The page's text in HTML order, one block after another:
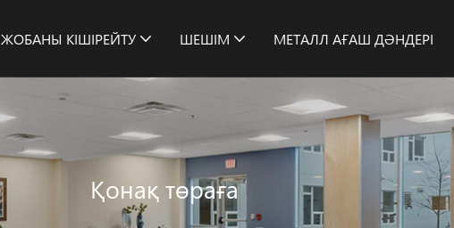
ЖОБАНЫ КІШІРЕЙТУ ШЕШІМ МЕТАЛЛ АҒАШ ДӘНДЕРІ
Қонақ төраға